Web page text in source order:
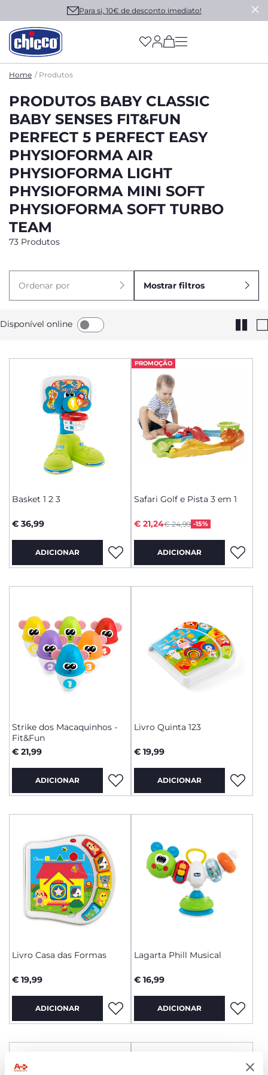
Para si, 10€ de desconto imediato!
(has more options
Home Produtos
PRODUTOS BABY CLASSIC
BABY SENSES FIT&FUN
PERFECT 5 PERFECT EASY
PHYSIOFORMA AIR
PHYSIOFORMA LIGHT
PHYSIOFORMA MINI SOFT
PHYSIOFORMA SOFT TURBO
TEAM
73 Produtos
Ordenar por Mostrar filtros
Disponível online
Basket 1 2 3
€ 36,99
ADICIONAR
PROMOÇÃO
Safari Golf e Pista 3 em 1
Price reduced from
€ 24,99 -15%
to
€ 21,24
ADICIONAR
Strike dos Macaquinhos -
Fit&Fun
€ 21,99
ADICIONAR
Livro Quinta 123
€ 19,99
ADICIONAR
Livro Casa das Formas
€ 19,99
ADICIONAR
Lagarta Phill Musical
€ 16,99
ADICIONAR